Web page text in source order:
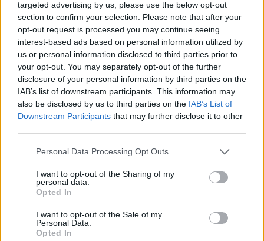
targeted advertising by us, please use the below opt-out
section to confirm your selection. Please note that after your
opt-out request is processed you may continue seeing
interest-based ads based on personal information utilized by
us or personal information disclosed to third parties prior to
your opt-out. You may separately opt-out of the further
disclosure of your personal information by third parties on the
IAB’s list of downstream participants. This information may
also be disclosed by us to third parties on the IAB’s List of
Downstream Participants that may further disclose it to other
Please note that this website/app uses one or more Google
not limited to your visit or usage behaviour. You may click to
grant or deny consent to Google and its third-party tags to
use your data for below specified purposes in below Google
consent section.
Personal Data Processing Opt Outs
I want to opt-out of the Sharing of my
personal data.
Opted In
I want to opt-out of the Sale of my
Personal Data.
Opted In
élt a Kádár rendszerben, annak fogalma sem lehet
az élet édességéről.”
Ő ebben a puhuló rendszerben kivájt magának egy
különleges szellemi magaslatot: valahol a
szaktudósi és a public intellectualpálya
keresztútjánál. Sokat emlegetett fegyverténye volt,
amikor az Élet és Irodalom 1984. január 6-i
számában egész oldalas „lektori jelentést” közölt
Orwell1984 című regényéről. Alaposan ismertette,
majd furfangos érveléssel bizonygatta, hogy az nem
is úgy, nem is arról szól, ami miatt nem jelenhetett
meg eddig magyarul... Az utolsó mondata ez volt:
„kiadását javaslom”
Az irodalom világát elejétől fogva szűknek érezte. A
Filmvilágba írt legelső kritikája a
című filmről
szólt. Ezt még 143 további cikk követte – önmagában
is egy kritikusi életmű.